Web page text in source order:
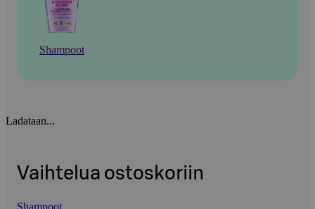
Shampoot
Ladataan...
Vaihtelua ostoskoriin